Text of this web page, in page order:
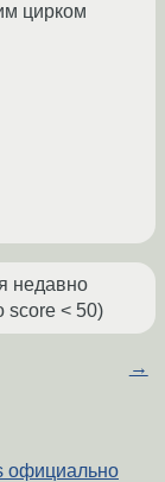
цирком
недавно
score < 50)
→
официально